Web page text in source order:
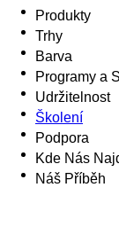
Produkty
Trhy
Barva
Programy a
Udržitelnost
Školení
Podpora
Kde Nás
Náš Příběh